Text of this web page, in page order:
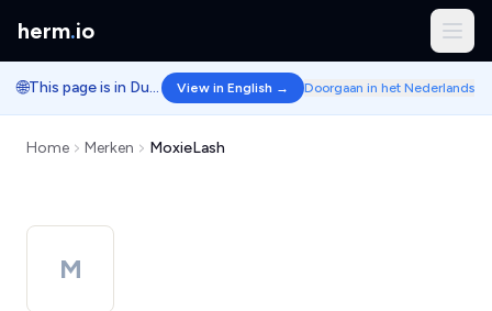
herm.io
🌐 This page is in Dutch. View in English → Doorgaan in het Nederlands
Home Merken MoxieLash
M